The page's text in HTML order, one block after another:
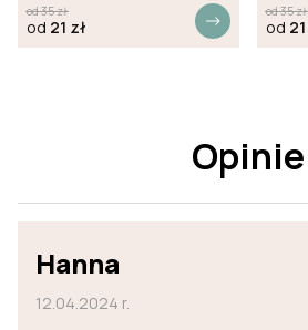
od35zł
od 21 zł
od35zł
od 21
Opinie
Hanna
12.04.2024 r.